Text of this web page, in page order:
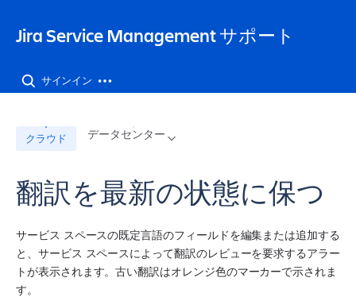
Jira Service Management サポート
サインイン
クラウド データセンター
翻訳を最新の状態に保つ
サービス スペースの既定言語のフィールドを編集または追加する
と、 サービス スペースによって翻訳のレビューを要求するアラー
トが表示されます。古い翻訳はオレンジ色のマーカーで示されま
す。